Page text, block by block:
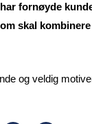
fornøyde
skal
og veldig